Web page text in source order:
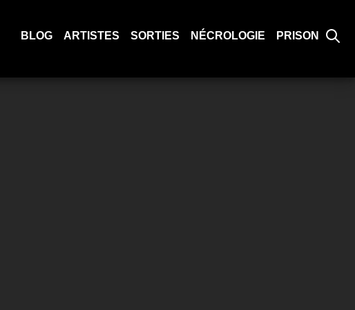
BLOG ARTISTES SORTIES NÉCROLOGIE PRISON